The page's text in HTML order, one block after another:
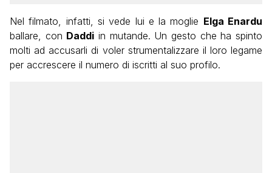
Nel filmato, infatti, si vede lui e la moglie Elga Enardu
ballare, con Daddi in mutande. Un gesto che ha spinto
molti ad accusarli di voler strumentalizzare il loro legame
per accrescere il numero di iscritti al suo profilo.